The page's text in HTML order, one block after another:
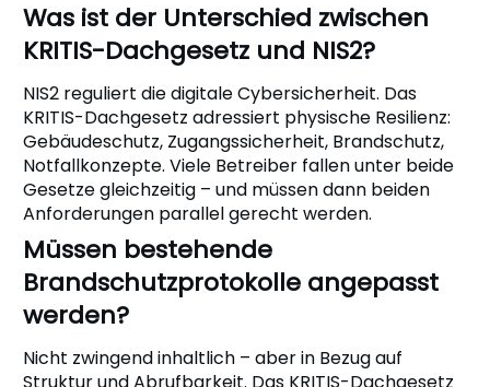
Was ist der Unterschied zwischen
KRITIS-Dachgesetz und NIS2?
NIS2 reguliert die digitale Cybersicherheit. Das
KRITIS-Dachgesetz adressiert physische Resilienz:
Gebäudeschutz, Zugangssicherheit, Brandschutz,
Notfallkonzepte. Viele Betreiber fallen unter beide
Gesetze gleichzeitig – und müssen dann beiden
Anforderungen parallel gerecht werden.
Müssen bestehende
Brandschutzprotokolle angepasst
werden?
Nicht zwingend inhaltlich – aber in Bezug auf